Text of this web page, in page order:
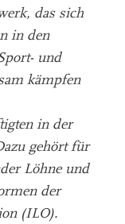
das sich
in den
und
kämpfen
in der
gehört für
Löhne und
der
(ILO).